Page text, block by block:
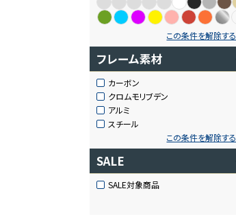
この条件を解除する
フレーム素材
カーボン
クロムモリブデン
アルミ
スチール
この条件を解除する
SALE
SALE対象商品